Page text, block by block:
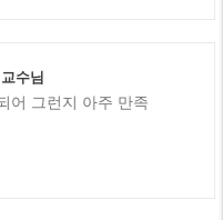
수님
어 그런지 아주 만족